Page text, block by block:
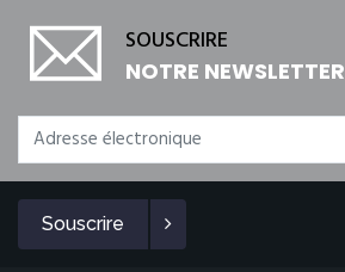
SOUSCRIRE
NOTRE NEWSLETTER
Souscrire